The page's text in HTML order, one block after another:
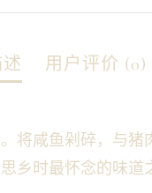
将咸鱼剁碎，与
乡时最怀念的味道